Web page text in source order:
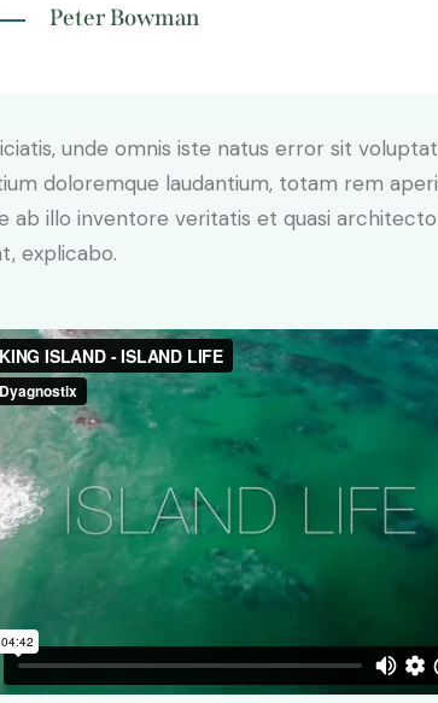
Peter Bowman
unde omnis iste natus error sit
doloremque laudantium, totam rem
ab illo inventore veritatis et quasi
explicabo.